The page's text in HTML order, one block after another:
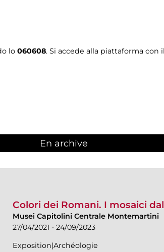
lo 060608. Si accede alla piattaforma
En archive
Colori dei Romani. I mosaici
Musei Capitolini Centrale Montemartini
27/04/2021 - 24/09/2023
Exposition|Archéologie